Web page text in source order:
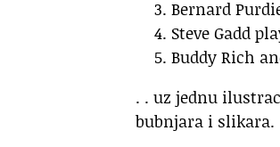
Bernard
Steve Gadd
Buddy Rich
. . uz jednu
bubnjara i slikara.